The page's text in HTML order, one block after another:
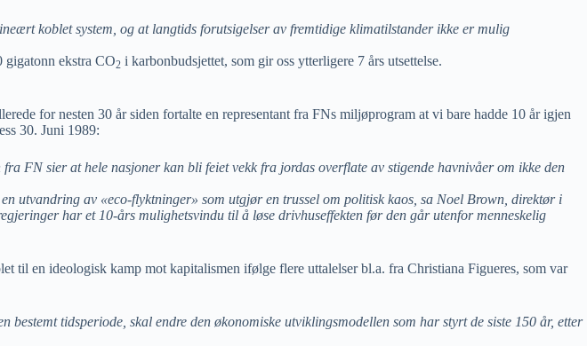
koblet system, og at langtids forutsigelser av fremtidige klimatilstander ikke er mulig
ekstra CO2 i karbonbudsjettet, som gir oss ytterligere 7 års utsettelse.
for nesten 30 år siden fortalte en representant fra FNs miljøprogram at vi bare hadde 10 år igjen
30. Juni 1989:
FN sier at hele nasjoner kan bli feiet vekk fra jordas overflate av stigende havnivåer om ikke den
utvandring av «eco-flyktninger» som utgjør en trussel om politisk kaos, sa Noel Brown, direktør i
har et 10-års mulighetsvindu til å løse drivhuseffekten før den går utenfor menneskelig
til en ideologisk kamp mot kapitalismen ifølge flere uttalelser bl.a. fra Christiana Figueres, som var
bestemt tidsperiode, skal endre den økonomiske utviklingsmodellen som har styrt de siste 150 år, etter